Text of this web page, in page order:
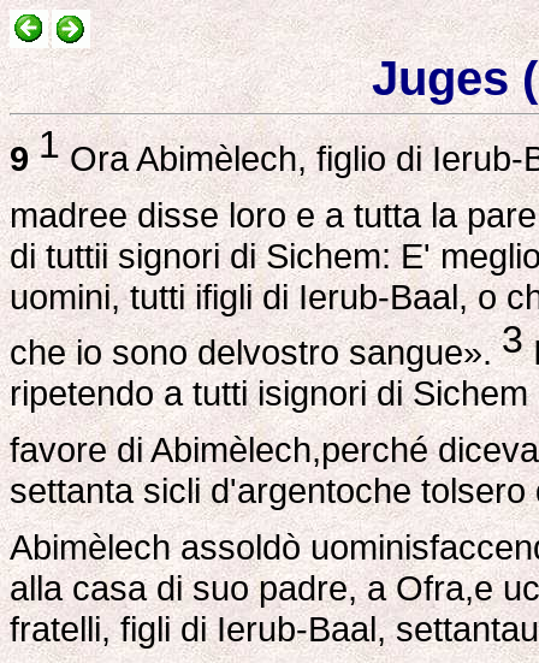
Juges
9 1Ora Abimèlech, figlio di Ierub-
madree disse loro e a tutta la
di tuttii signori di Sichem: E'
uomini, tutti ifigli di Ierub-Baal, o
che io sono delvostro sangue».3
ripetendo a tutti isignori di
favore di Abimèlech,perché
settanta sicli d'argentoche
Abimèlech assoldò
alla casa di suo padre, a Ofra,e
fratelli, figli di Ierub-Baal,